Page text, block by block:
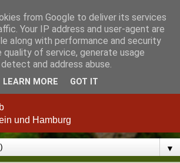
-
und Berichte
und Hamburg
▼
from Google to deliver its services
Your IP address and user-agent are
along with performance and security
of service, generate usage
and address abuse.
LEARN MORE GOT IT